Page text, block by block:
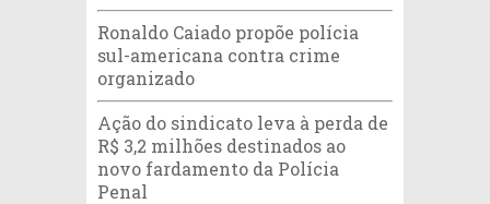
Ronaldo Caiado propõe polícia
sul-americana contra crime
organizado
Ação do sindicato leva à perda de
R$ 3,2 milhões destinados ao
novo fardamento da Polícia
Penal